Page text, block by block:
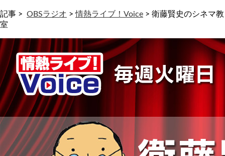
記事 > OBSラジオ >情熱ライブ！Voice > 衛藤賢史のシネマ教
室